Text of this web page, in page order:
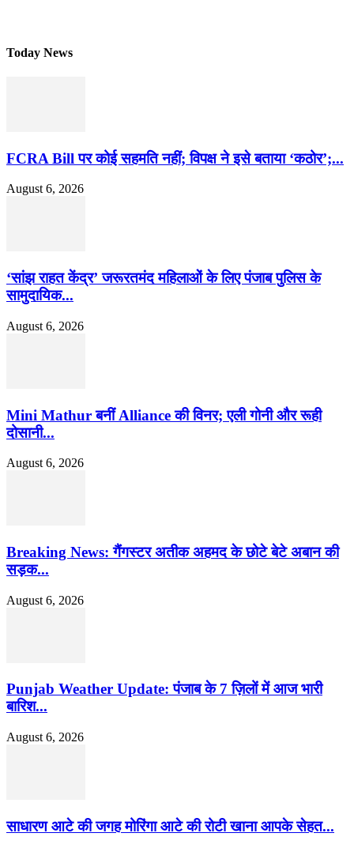
Today News
FCRA Bill पर कोई सहमति नहीं; विपक्ष ने इसे बताया ‘कठोर’;...
August 6, 2026
‘सांझ राहत केंद्र’ जरूरतमंद महिलाओं के लिए पंजाब पुलिस के
सामुदायिक...
August 6, 2026
Mini Mathur बनीं Alliance की विनर; एली गोनी और रूही
दोसानी...
August 6, 2026
Breaking News: गैंगस्टर अतीक अहमद के छोटे बेटे अबान की
सड़क...
August 6, 2026
Punjab Weather Update: पंजाब के 7 ज़िलों में आज भारी
बारिश...
August 6, 2026
साधारण आटे की जगह मोरिंगा आटे की रोटी खाना आपके सेहत...